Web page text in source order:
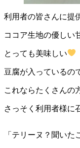
利用者の皆さんに提
ココア生地の優しい
とっても美味しい
豆腐が入っているの
これならたくさんの
さっそく利用者様に
「テリーヌ？聞いた